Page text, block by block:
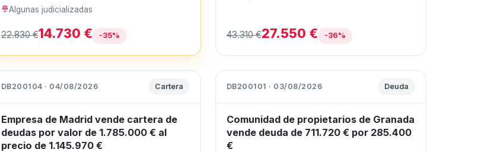
Algunas judicializadas
22.830 €14.730 € -35% 43.310 €27.550 € -36%
DB200104 · 04/08/2026 Cartera
Empresa de Madrid vende cartera de
deudas por valor de 1.785.000 € al
precio de 1.145.970 €
DB200101 · 03/08/2026 Deuda
Comunidad de propietarios de Granada
vende deuda de 711.720 € por 285.400
€